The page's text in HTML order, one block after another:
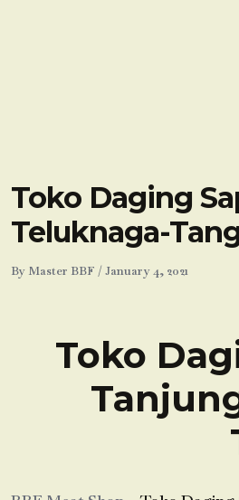
Toko Daging
Teluknaga-
By Master BBF /January 4, 2021
Toko